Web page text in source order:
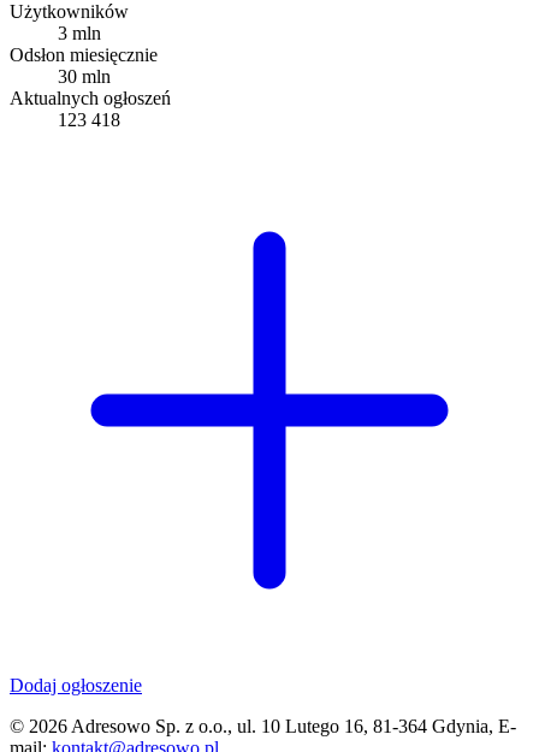
Użytkowników
3 mln
Odsłon miesięcznie
30 mln
Aktualnych ogłoszeń
123 418
Dodaj ogłoszenie
© 2026 Adresowo Sp. z o.o., ul. 10 Lutego 16, 81-364 Gdynia, E-
mail: kontakt@adresowo.pl